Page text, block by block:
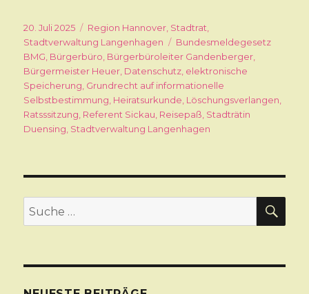
Veröffentlicht
am
20. Juli 2025 Kategorien
Region Hannover, Stadtrat,
Stadtverwaltung Langenhagen
Schlagwörter
Bundesmeldegesetz
BMG, Bürgerbüro, Bürgerbüroleiter Gandenberger,
Bürgermeister Heuer, Datenschutz, elektronische
Speicherung, Grundrecht auf informationelle
Selbstbestimmung, Heiratsurkunde, Löschungsverlangen,
Ratsssitzung, Referent Sickau, Reisepaß, Stadträtin
Duensing, Stadtverwaltung Langenhagen
Suche
nach: